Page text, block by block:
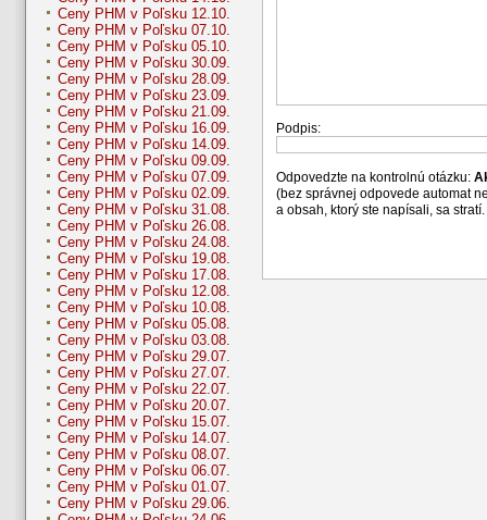
Ceny PHM v Poľsku 12.10.
Ceny PHM v Poľsku 07.10.
Ceny PHM v Poľsku 05.10.
Ceny PHM v Poľsku 30.09.
Ceny PHM v Poľsku 28.09.
Ceny PHM v Poľsku 23.09.
Ceny PHM v Poľsku 21.09.
Ceny PHM v Poľsku 16.09.
Ceny PHM v Poľsku 14.09.
Ceny PHM v Poľsku 09.09.
Ceny PHM v Poľsku 07.09.
Ceny PHM v Poľsku 02.09.
Ceny PHM v Poľsku 31.08.
Ceny PHM v Poľsku 26.08.
Ceny PHM v Poľsku 24.08.
Ceny PHM v Poľsku 19.08.
Ceny PHM v Poľsku 17.08.
Ceny PHM v Poľsku 12.08.
Ceny PHM v Poľsku 10.08.
Ceny PHM v Poľsku 05.08.
Ceny PHM v Poľsku 03.08.
Ceny PHM v Poľsku 29.07.
Ceny PHM v Poľsku 27.07.
Ceny PHM v Poľsku 22.07.
Ceny PHM v Poľsku 20.07.
Ceny PHM v Poľsku 15.07.
Ceny PHM v Poľsku 14.07.
Ceny PHM v Poľsku 08.07.
Ceny PHM v Poľsku 06.07.
Ceny PHM v Poľsku 01.07.
Ceny PHM v Poľsku 29.06.
Podpis:
Odpovedzte na kontrolnú otázku:
(bez správnej odpovede automat
a obsah, ktorý ste napísali, sa